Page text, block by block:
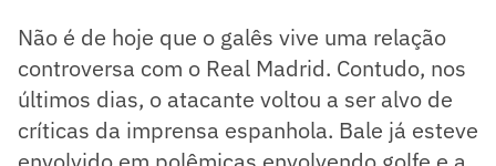
Não é de hoje que o galês vive uma relação
controversa com o Real Madrid. Contudo, nos
últimos dias, o atacante voltou a ser alvo de
críticas da imprensa espanhola. Bale já esteve